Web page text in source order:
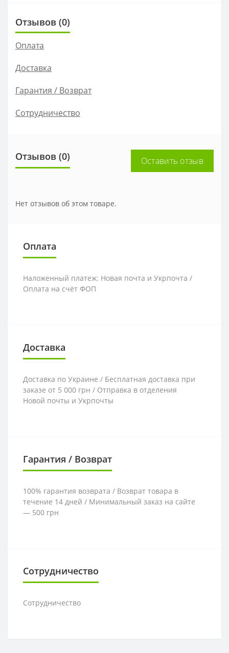
Отзывов (0)
Оплата
Доставка
Гарантия / Возврат
Сотрудничество
Отзывов (0) Оставить отзыв
Нет отзывов об этом товаре.
Оплата
Наложенный платеж: Новая почта и Укрпочта /
Оплата на счёт ФОП
Доставка
Доставка по Украине / Бесплатная доставка при
заказе от 5 000 грн / Отправка в отделения
Новой почты и Укрпочты
Гарантия / Возврат
100% гарантия возврата / Возврат товара в
течение 14 дней / Минимальный заказ на сайте
— 500 грн
Сотрудничество
Сотрудничество